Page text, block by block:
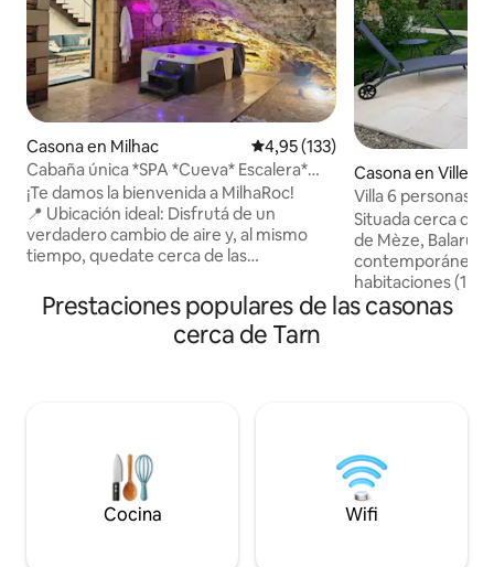
Casona en Milhac Calificación promedio: 4,95 de
4,95 (133)
Cabaña única *SPA *Cueva* Escalera*
Estufa a leña
¡Te damos la bienvenida a MilhaRoc!
📍 Ubicación ideal: Disfrutá de un
verdadero cambio de aire y, al mismo
tiempo, quedate cerca de las
que hace que este lugar sea realmente
único: una cueva privada y un spa de alta
calidad para una experiencia inigualable.
óptima. También hay una estufa
disponible para crear un ambiente cálido
y acogedor.
Casona en
Villa 6 personas
cerca de Sète
Situada cerca de
de Mèze, Balaruc,
contemporánea
habitaciones (1 en
suite principal (
comedor con
terraza Garaje, piscina con tumbonas,
terreno cercado
Prestaciones populares de las casonas
cerca de Tarn
Cocina Wifi